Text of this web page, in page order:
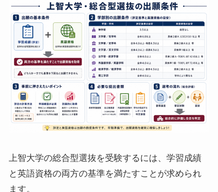
上智大学の総合型選抜を受験するには、学習成績
と英語資格の両方の基準を満たすことが求められ
ます。